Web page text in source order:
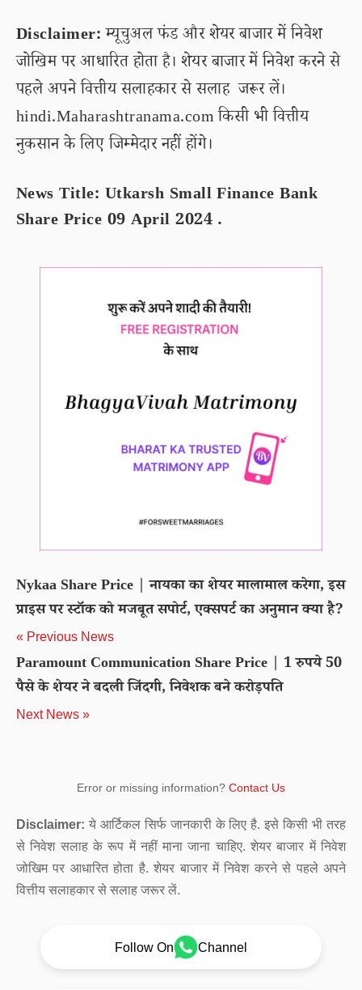
Disclaimer:म्यूचुअल फंड और शेयर बाजार में निवेश
जोखिम पर आधारित होता है। शेयर बाजार में निवेश करने से
पहले अपने वित्तीय सलाहकार से सलाह जरूर लें।
hindi.Maharashtranama.com किसी भी वित्तीय
नुकसान के लिए जिम्मेदार नहीं होंगे।
News Title: Utkarsh Small Finance Bank
Share Price 09 April 2024 .
Nykaa Share Price | नायका का शेयर मालामाल करेगा, इस
प्राइस पर स्टॉक को मजबूत सपोर्ट, एक्सपर्ट का अनुमान क्या है?
« Previous News
Paramount Communication Share Price | 1 रुपये 50
पैसे के शेयर ने बदली जिंदगी, निवेशक बने करोड़पति
Next News »
Error or missing information? Contact Us
Disclaimer: ये आर्टिकल सिर्फ जानकारी के लिए है. इसे किसी भी तरह
से निवेश सलाह के रूप में नहीं माना जाना चाहिए. शेयर बाजार में निवेश
जोखिम पर आधारित होता है. शेयर बाजार में निवेश करने से पहले अपने
वित्तीय सलाहकार से सलाह जरूर लें.
Follow On Channel